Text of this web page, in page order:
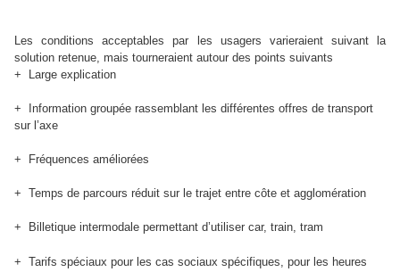
Les conditions acceptables par les usagers varieraient suivant la
solution retenue, mais tourneraient autour des points suivants
+ Large explication
+ Information groupée rassemblant les différentes offres de transport
sur l’axe
+ Fréquences améliorées
+ Temps de parcours réduit sur le trajet entre côte et agglomération
+ Billetique intermodale permettant d’utiliser car, train, tram
+ Tarifs spéciaux pour les cas sociaux spécifiques, pour les heures